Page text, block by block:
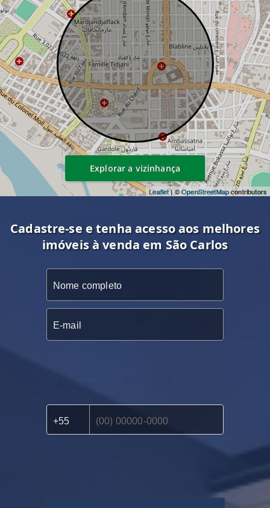
Leaflet| ©OpenStreetMapcontributors
Explorar a vizinhança
Cadastre-se e tenha acesso aos melhores
imóveis à venda em São Carlos